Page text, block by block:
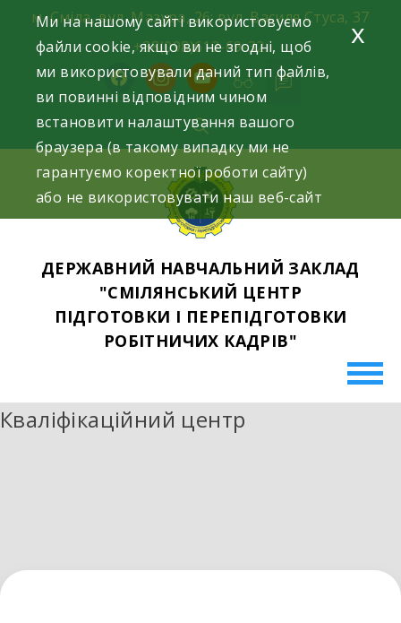
content
м. Сміла, вул. Мазура, 26; вул. Василя Стуса, 37
+38(098)612-69-32.
facebookinstagram
youtube
ДЕРЖАВНИЙ НАВЧАЛЬНИЙ ЗАКЛАД
"СМІЛЯНСЬКИЙ ЦЕНТР
ПІДГОТОВКИ І ПЕРЕПІДГОТОВКИ
РОБІТНИЧИХ КАДРІВ"
Кваліфікаційний центр
Ми на нашому сайті використовуємо
файли cookie, якщо ви не згодні, щоб
ми використовували даний тип файлів,
ви повинні відповідним чином
встановити налаштування вашого
браузера (в такому випадку ми не
гарантуємо коректної роботи сайту)
або не використовувати наш веб-сайт
x